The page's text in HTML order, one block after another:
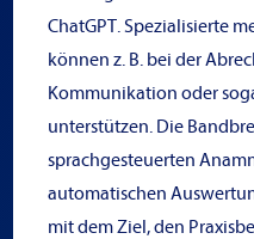
ChatGPT. Spezialisierte
können z. B. bei der
Kommunikation oder
unterstützen. Die
sprachgesteuerten
automatischen
mit dem Ziel, den